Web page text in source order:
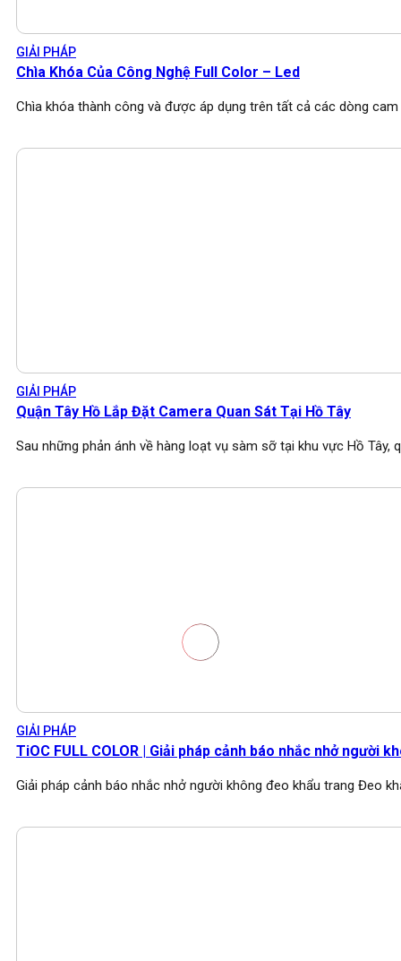
GIẢI PHÁP
Chìa Khóa Của Công Nghệ Full Color – Led
Chìa khóa thành công và được áp dụng trên tất cả các dòng cam
GIẢI PHÁP
Quận Tây Hồ Lắp Đặt Camera Quan Sát Tại Hồ Tây
Sau những phản ánh về hàng loạt vụ sàm sỡ tại khu vực Hồ Tây,
GIẢI PHÁP
TiOC FULL COLOR | Giải pháp cảnh báo nhắc nhở người
Giải pháp cảnh báo nhắc nhở người không đeo khẩu trang Đeo